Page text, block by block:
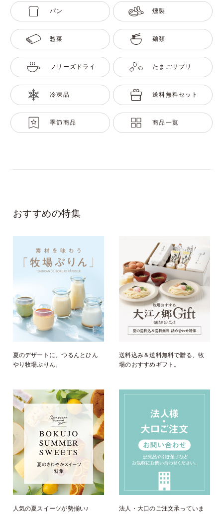
パン 燻製
惣菜 麺類
フリーズドライ たまごサプリ
冷凍品 送料無料セット
季節商品 商品一覧
おすすめの特集
夏のデザートに、つるんとひん
やり牧場ぷりん。
送料込み＆送料無料で贈る、牧
場のおすすめギフト。
人気の夏スイーツが勢揃い♪
法人・大口のご注文承っていま